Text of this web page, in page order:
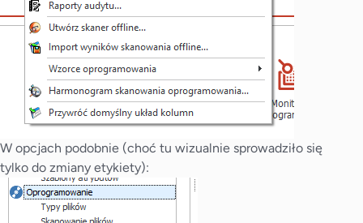
W opcjach podobnie (choć tu wizualnie sprowadziło się
tylko do zmiany etykiety):